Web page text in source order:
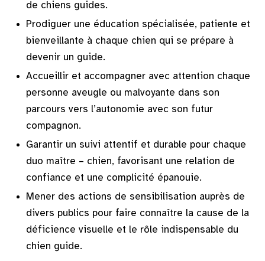
de chiens guides.
Prodiguer une éducation spécialisée, patiente et
bienveillante à chaque chien qui se prépare à
devenir un guide.
Accueillir et accompagner avec attention chaque
personne aveugle ou malvoyante dans son
parcours vers l’autonomie avec son futur
compagnon.
Garantir un suivi attentif et durable pour chaque
duo maître – chien, favorisant une relation de
confiance et une complicité épanouie.
Mener des actions de sensibilisation auprès de
divers publics pour faire connaître la cause de la
déficience visuelle et le rôle indispensable du
chien guide.